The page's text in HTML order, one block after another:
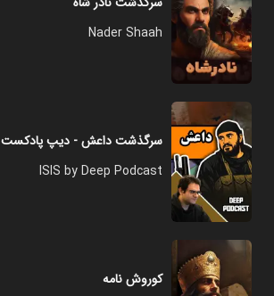
Nader Shaah
سرگذشت داعش - دیپ پادکست
ISIS by Deep Podcast
کوروش نامه